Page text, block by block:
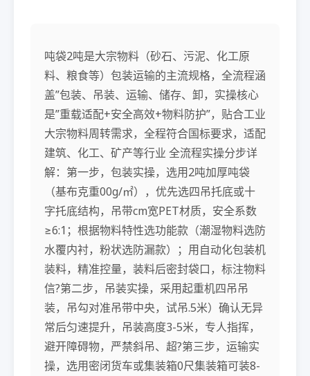
吨袋2吨是大宗物料（砂石、污泥、化工原
料、粮食等）包装运输的主流规格，全流程涵
盖”包装、吊装、运输、储存、卸，实操核心
是”重载适配+安全高效+物料防护”，贴合工业
大宗物料周转需求，全程符合国标要求，适配
建筑、化工、矿产等行业 全流程实操分步详
解：第一步，包装实操，选用2吨加厚吨袋
（基布克重00g/㎡），优先选四吊托底或十
字托底结构，吊带cm宽PET材质，安全系数
≥6:1；根据物料特性选功能款（潮湿物料选防
水覆内衬，粉状选防漏款）；用自动化包装机
装料，精准控量，装料后密封袋口，标注物料
信?第二步，吊装实操，采用起重机四吊吊
装，吊勾对准吊带中央，试吊.5米）确认无异
常后匀速提升，吊装高度3-5米，专人指挥，
避开障碍物，严禁斜吊、超?第三步，运输实
操，选用密闭货车或集装箱0尺集装箱可装8-